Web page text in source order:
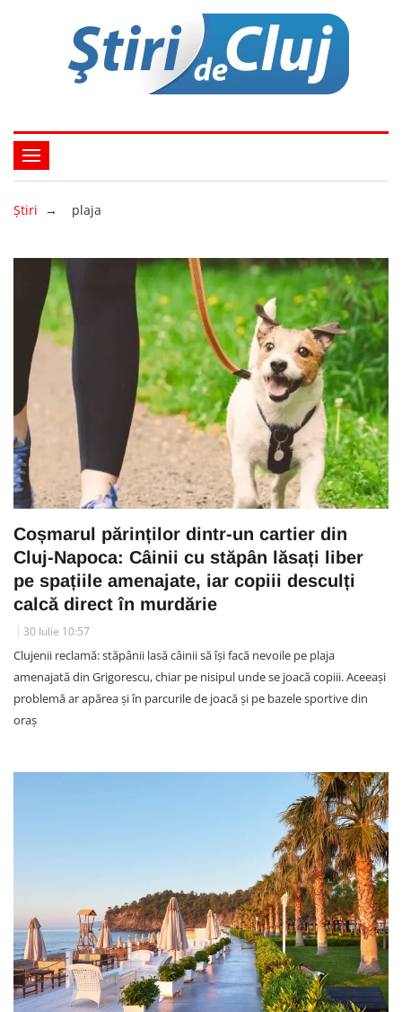
Ştiri → plaja
Coșmarul părinților dintr-un cartier din
Cluj-Napoca: Câinii cu stăpân lăsați liber
pe spațiile amenajate, iar copiii desculți
calcă direct în murdărie
30 Iulie 10:57
Clujenii reclamă: stăpânii lasă câinii să își facă nevoile pe plaja
amenajată din Grigorescu, chiar pe nisipul unde se joacă copiii. Aceeași
problemă ar apărea și în parcurile de joacă și pe bazele sportive din
oraș